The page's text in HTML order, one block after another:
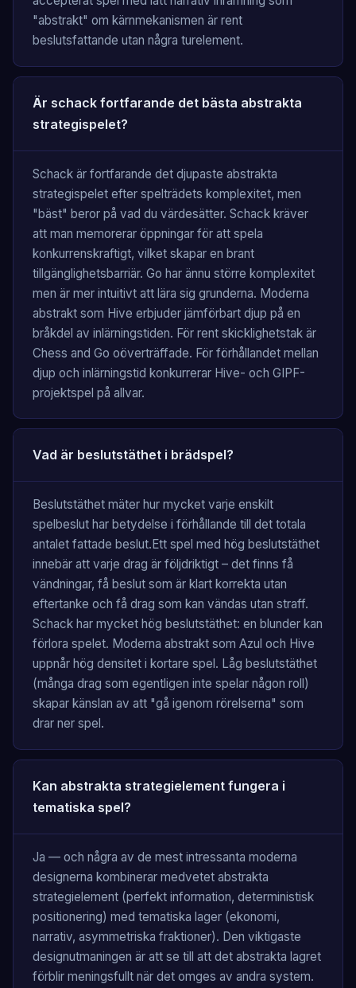
"abstrakt" om kärnmekanismen är rent
beslutsfattande utan några turelement.
Är schack fortfarande det bästa abstrakta
strategispelet?
Schack är fortfarande det djupaste abstrakta
strategispelet efter spelträdets komplexitet, men
"bäst" beror på vad du värdesätter. Schack kräver
att man memorerar öppningar för att spela
konkurrenskraftigt, vilket skapar en brant
tillgänglighetsbarriär. Go har ännu större komplexitet
men är mer intuitivt att lära sig grunderna. Moderna
abstrakt som Hive erbjuder jämförbart djup på en
bråkdel av inlärningstiden. För rent skicklighetstak är
Chess and Go oöverträffade. För förhållandet mellan
djup och inlärningstid konkurrerar Hive- och GIPF-
projektspel på allvar.
Vad är beslutstäthet i brädspel?
Beslutstäthet mäter hur mycket varje enskilt
spelbeslut har betydelse i förhållande till det totala
antalet fattade beslut.Ett spel med hög beslutstäthet
innebär att varje drag är följdriktigt – det finns få
vändningar, få beslut som är klart korrekta utan
eftertanke och få drag som kan vändas utan straff.
Schack har mycket hög beslutstäthet: en blunder kan
förlora spelet. Moderna abstrakt som Azul och Hive
uppnår hög densitet i kortare spel. Låg beslutstäthet
(många drag som egentligen inte spelar någon roll)
skapar känslan av att "gå igenom rörelserna" som
drar ner spel.
Kan abstrakta strategielement fungera i
tematiska spel?
Ja — och några av de mest intressanta moderna
designerna kombinerar medvetet abstrakta
strategielement (perfekt information, deterministisk
positionering) med tematiska lager (ekonomi,
narrativ, asymmetriska fraktioner). Den viktigaste
designutmaningen är att se till att det abstrakta lagret
förblir meningsfullt när det omges av andra system.